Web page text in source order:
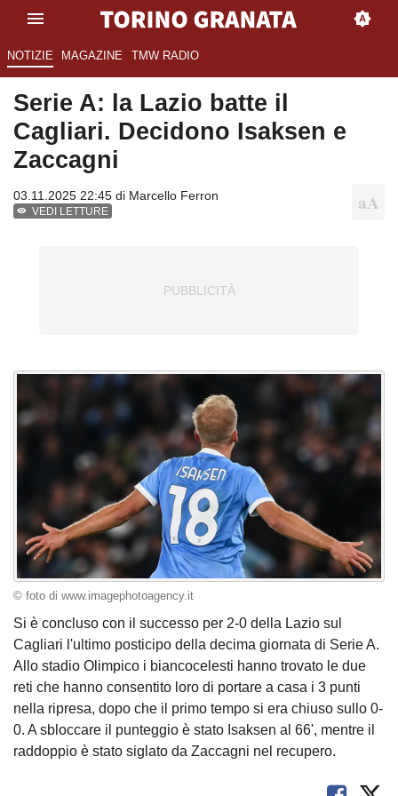
NOTIZIE MAGAZINE TMW RADIO
Serie A: la Lazio batte il
Cagliari. Decidono Isaksen e
Zaccagni
03.11.2025 22:45 di Marcello Ferron
VEDI LETTURE
© foto di www.imagephotoagency.it
Si è concluso con il successo per 2-0 della Lazio sul
Cagliari l'ultimo posticipo della decima giornata di Serie A.
Allo stadio Olimpico i biancocelesti hanno trovato le due
reti che hanno consentito loro di portare a casa i 3 punti
nella ripresa, dopo che il primo tempo si era chiuso sullo 0-
0. A sbloccare il punteggio è stato Isaksen al 66', mentre il
raddoppio è stato siglato da Zaccagni nel recupero.